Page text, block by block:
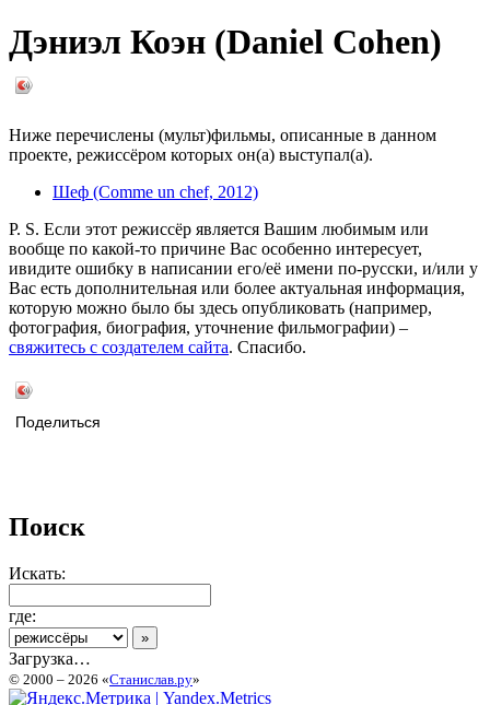
Дэниэл Коэн (Daniel Cohen)
Ниже перечислены (мульт)фильмы, описанные в данном
проекте, режиссёром которых он(а) выступал(а).
Шеф (Comme un chef, 2012)
P. S. Если этот режиссёр является Вашим любимым или
вообще по какой-то причине Вас особенно интересует,
ивидите ошибку в написании его/её имени по-русски, и/или у
Вас есть дополнительная или более актуальная информация,
которую можно было бы здесь опубликовать (например,
фотография, биография, уточнение фильмографии) –
свяжитесь с создателем сайта. Спасибо.
Поделиться
Поиск
Искать:
где:
Загрузка…
© 2000 – 2026 «Станислав.ру»